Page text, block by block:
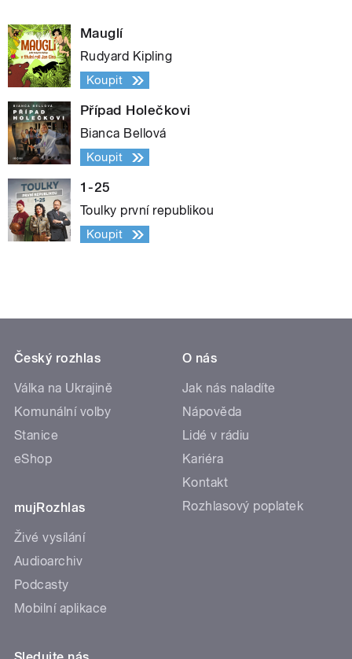
Mauglí
Rudyard Kipling
Koupit
Případ Holečkovi
Bianca Bellová
Koupit
1-25
Toulky první republikou
Koupit
Český rozhlas
Válka na Ukrajině
Komunální volby
Stanice
eShop
mujRozhlas
Živé vysílání
Audioarchiv
Podcasty
Mobilní aplikace
O nás
Jak nás naladíte
Nápověda
Lidé v rádiu
Kariéra
Kontakt
Rozhlasový poplatek